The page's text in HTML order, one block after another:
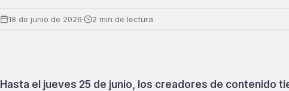
18 de junio de 2026· 2 min de lectura
Hasta el jueves 25 de junio, los creadores de contenido